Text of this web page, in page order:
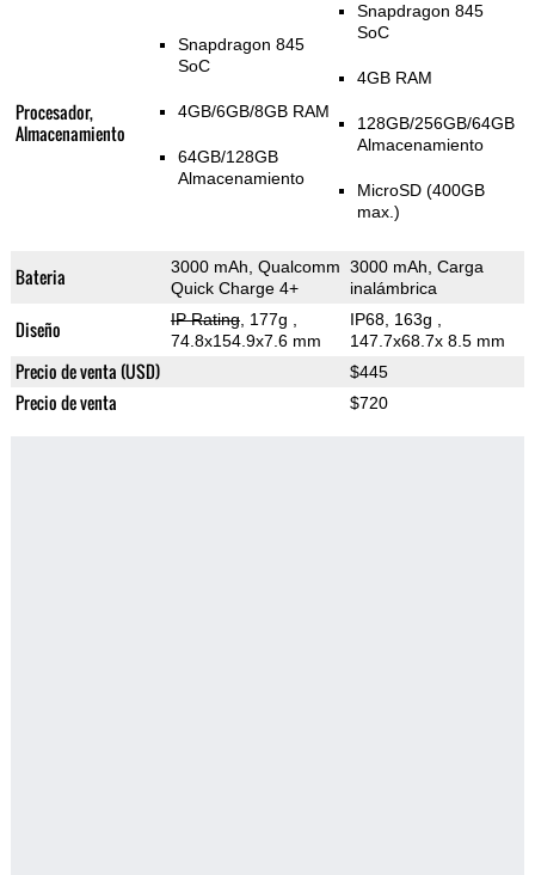
Procesador,
Almacenamiento
Snapdragon 845
SoC
4GB/6GB/8GB RAM
64GB/128GB
Almacenamiento
Snapdragon 845
SoC
4GB RAM
128GB/256GB/64GB
Almacenamiento
MicroSD (400GB
max.)
Bateria
3000 mAh, Qualcomm
Quick Charge 4+
3000 mAh, Carga
inalámbrica
Diseño IP Rating, 177g
74.8x154.9x7.6 mm
IP68, 163g
147.7x68.7x 8.5 mm
Precio de venta (USD) $445
Precio de venta $720